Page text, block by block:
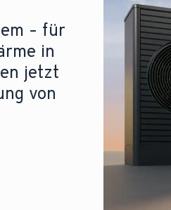
– für
in
jetzt
von